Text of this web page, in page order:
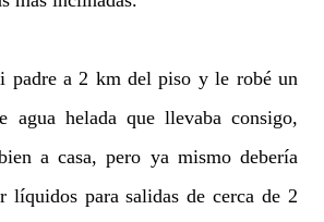
padre a 2 km del piso y le robé un
agua helada que llevaba consigo,
a casa, pero ya mismo debería
líquidos para salidas de cerca de 2